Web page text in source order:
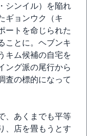
シンイル）を陥れ
ギョンウク（キ
ートを命じられた
ことに。ヘブンキ
キム候補の自宅を
ング派の尾行から
査の標的になって
、あくまでも平等
、店を畳もうとす